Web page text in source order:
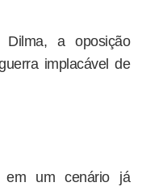
a oposição
implacável de
em um cenário já